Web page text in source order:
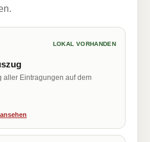
LOKAL VORHANDEN
aller Eintragungen auf dem